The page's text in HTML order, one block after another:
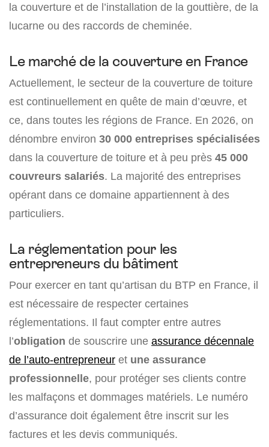
la couverture et de l’installation de la gouttière, de la
lucarne ou des raccords de cheminée.
Le marché de la couverture en France
Actuellement, le secteur de la couverture de toiture
est continuellement en quête de main d’œuvre, et
ce, dans toutes les régions de France. En 2026, on
dénombre environ 30 000 entreprises spécialisées
dans la couverture de toiture et à peu près 45 000
couvreurs salariés. La majorité des entreprises
opérant dans ce domaine appartiennent à des
particuliers.
La réglementation pour les
entrepreneurs du bâtiment
Pour exercer en tant qu’artisan du BTP en France, il
est nécessaire de respecter certaines
réglementations. Il faut compter entre autres
l’obligation de souscrire une assurance décennale
de l’auto-entrepreneur et une assurance
professionnelle, pour protéger ses clients contre
les malfaçons et dommages matériels. Le numéro
d’assurance doit également être inscrit sur les
factures et les devis communiqués.